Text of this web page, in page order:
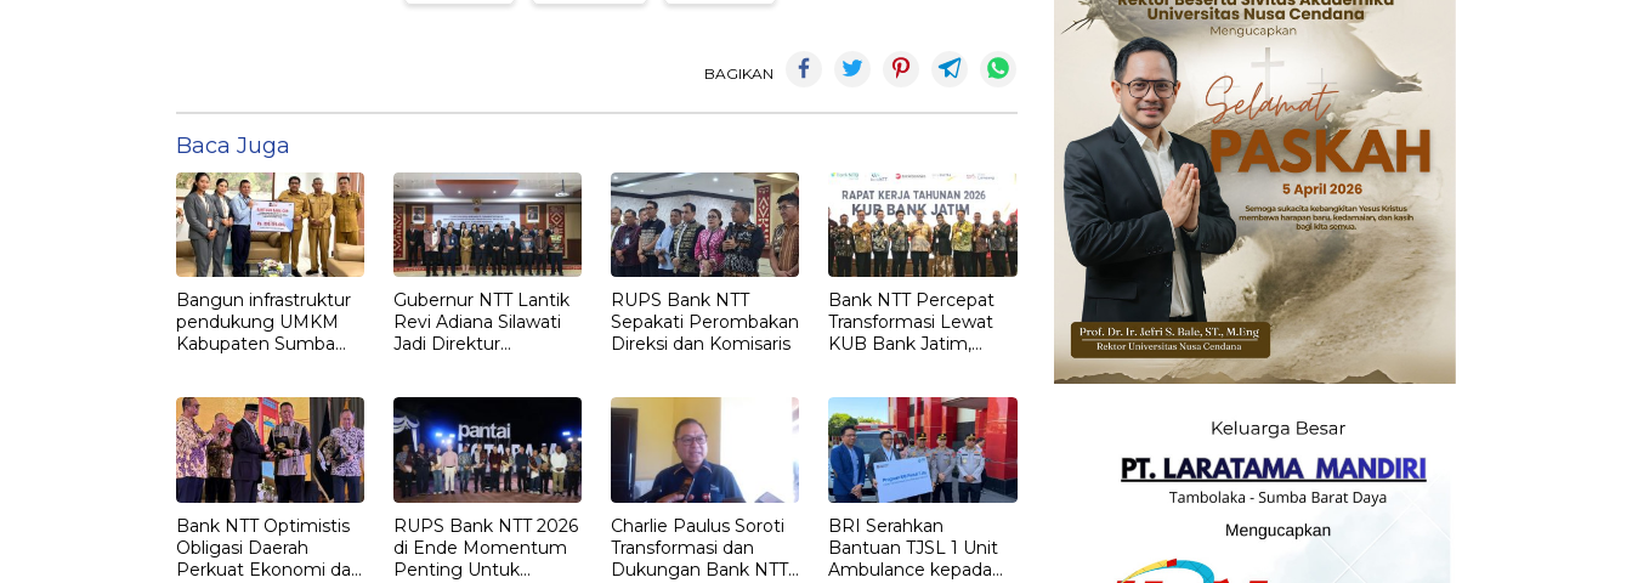
BAGIKAN
Baca Juga
Bangun infrastruktur
pendukung UMKM
Kabupaten Sumba
208,5
Gubernur NTT Lantik
Revi Adiana Silawati
Jadi Direktur
RUPS Bank NTT
Sepakati Perombakan
Direksi dan Komisaris
Bank NTT Percepat
Transformasi Lewat
KUB Bank Jatim,
Ekspansi Bisnis
Daerah
Bank NTT Optimistis
Obligasi Daerah
Perkuat Ekonomi dan
RUPS Bank NTT 2026
di Ende Momentum
Penting Untuk
Charlie Paulus Soroti
Transformasi dan
Dukungan Bank NTT
BRI Serahkan
Bantuan TJSL 1 Unit
Ambulance kepada